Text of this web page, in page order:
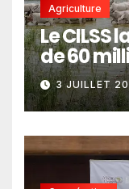
Agriculture
Le
de 60
3 JUILLET